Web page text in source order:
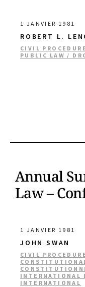
1 JANVIER 1981
ROBERT L.
CIVIL
PUBLIC LAW /
Annual
Law –
1 JANVIER 1981
JOHN SWAN
CIVIL
INTERNATIONAL
INTERNATIONAL